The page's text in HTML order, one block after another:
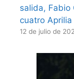
salida, Fabio
cuatro
12 de julio de